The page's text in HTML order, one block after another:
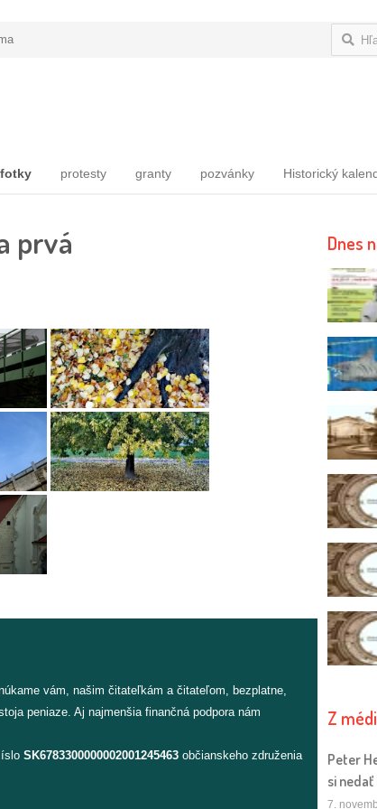
Hľadať:
fotky protesty granty pozvánky Historický
prvá
vám, našim čitateľkám a čitateľom, bezplatne,
peniaze. Aj najmenšia finančná podpora nám
SK6783300000002001245463 občianskeho združenia
Dnes
Z
Peter
si
7.